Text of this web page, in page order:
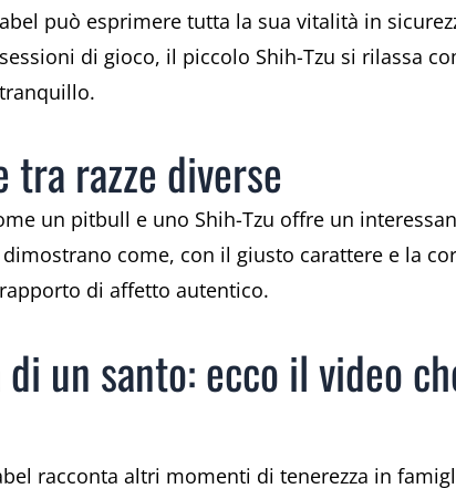
può esprimere tutta la sua vitalità in
di gioco, il piccolo Shih-Tzu si rilassa
tra razze diverse
un pitbull e uno Shih-Tzu offre un
come, con il giusto carattere e la
di affetto autentico.
un santo: ecco il video
racconta altri momenti di tenerezza in